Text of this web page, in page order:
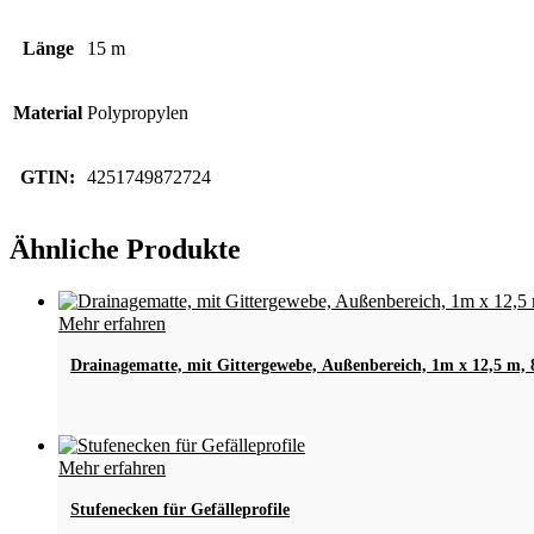
Länge 15 m
Material Polypropylen
GTIN: 4251749872724
Ähnliche Produkte
Mehr erfahren
Drainagematte, mit Gittergewebe, Außenbereich, 1m x 12,5 m,
Mehr erfahren
weist
Stufenecken für Gefälleprofile